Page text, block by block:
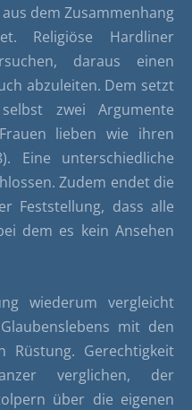
dem Zusammenhang
Religiöse Hardliner
daraus einen
abzuleiten. Dem setzt
zwei Argumente
lieben wie ihren
Eine unterschiedliche
Zudem endet die
Feststellung, dass alle
dem es kein Ansehen
wiederum vergleicht
mit den
Rüstung. Gerechtigkeit
verglichen, der
über die eigenen